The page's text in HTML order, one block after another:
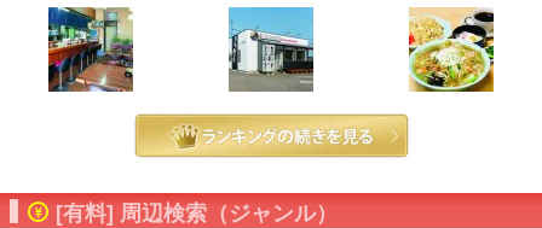
[有料] 周辺検索（ジャンル）